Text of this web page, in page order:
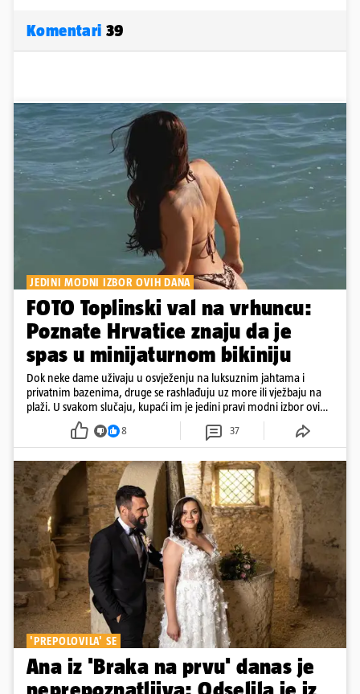
Komentari 39
JEDINI MODNI IZBOR OVIH DANA
FOTO Toplinski val na vrhuncu:
Poznate Hrvatice znaju da je
spas u minijaturnom bikiniju
Dok neke dame uživaju u osvježenju na luksuznim jahtama i
privatnim bazenima, druge se rashlađuju uz more ili vježbaju na
plaži. U svakom slučaju, kupaći im je jedini pravi modni izbor ovih
8 37
'PREPOLOVILA' SE
Ana iz 'Braka na prvu' danas je